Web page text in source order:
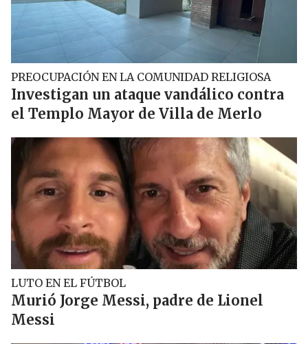
PREOCUPACIÓN EN LA COMUNIDAD RELIGIOSA
Investigan un ataque vandálico contra
el Templo Mayor de Villa de Merlo
LUTO EN EL FÚTBOL
Murió Jorge Messi, padre de Lionel
Messi